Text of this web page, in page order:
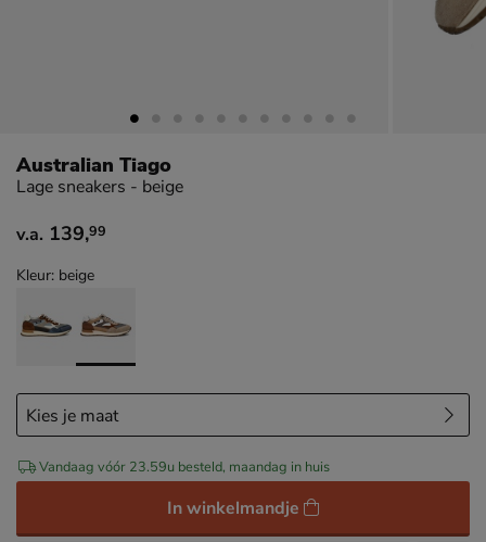
Australian Tiago
Lage sneakers - beige
vanaf € 139,99
v.a. 139,99
Kleur: beige
Vandaag vóór 23.59u besteld, maandag in huis
In winkelmandje